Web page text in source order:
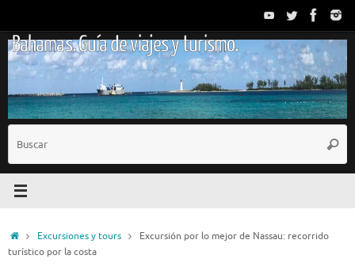
contenido
Bahamas. Guía de viajes y turismo.
InicioExcursiones y tours
Excursión por lo mejor de Nassau: recorrido
turístico por la costa